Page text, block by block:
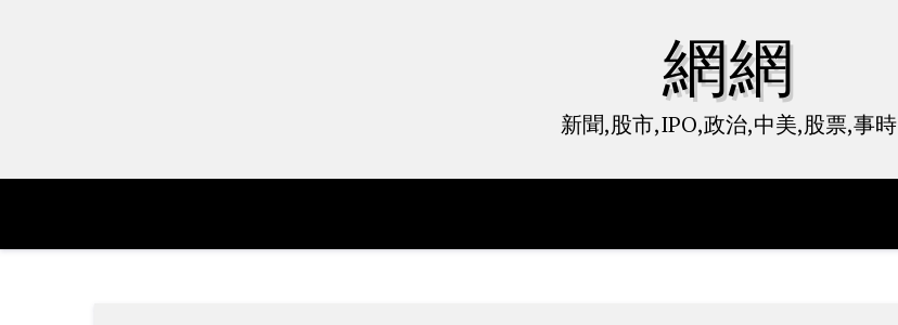
網網
新聞,股市,IPO,政治,中美,股票,事時